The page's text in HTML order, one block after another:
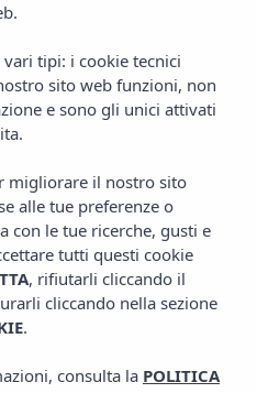
Portmany
tipi: i cookie tecnici
sito web funzioni, non
e sono gli unici attivati
migliorare il nostro sito
alle tue preferenze o
con le tue ricerche, gusti e
tutti questi cookie
, rifiutarli cliccando il
cliccando nella sezione
.
consulta la POLITICA